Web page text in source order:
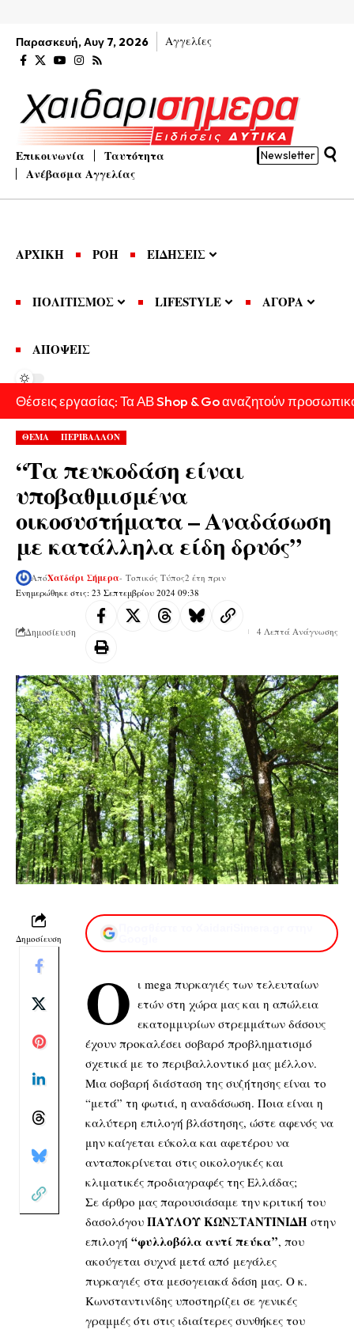
Παρασκευή, Αυγ 7, 2026 Αγγελίες
Επικοινωνία
Ταυτότητα
Ανέβασμα Αγγελίας
Newsletter
ΑΡΧΙΚΗ ΡΟΗ ΕΙΔΗΣΕΙΣ
ΠΟΛΙΤΙΣΜΟΣ LIFESTYLE ΑΓΟΡΑ
ΑΠΟΨΕΙΣ
Θέσεις εργασίας: Τα ΑΒ Shop & Go αναζητούν
ΘΕΜΑ ΠΕΡΙΒΑΛΛΟΝ
“Τα πευκοδάση είναι
υποβαθμισμένα
οικοσυστήματα – Αναδάσωση
με κατάλληλα είδη δρυός”
Ενημερώθηκε στις: 23 Σεπτεμβρίου 2024 09:38
ΑπόΧαϊδάρι Σήμερα- Τοπικός Τύπος2 έτη πριν
Δημοσίευση 4 Λεπτά Ανάγνωσης
Δημοσίευση
Ο ι mega πυρκαγιές των τελευταίων
ετών στη χώρα μας και η απώλεια
εκατομμυρίων στρεμμάτων δάσους
έχουν προκαλέσει σοβαρό προβληματισμό
σχετικά με το περιβαλλοντικό μας μέλλον.
Μια σοβαρή διάσταση της συζήτησης είναι το
“μετά” τη φωτιά, η αναδάσωση. Ποια είναι η
καλύτερη επιλογή βλάστησης, ώστε αφενός να
μην καίγεται εύκολα και αφετέρου να
ανταποκρίνεται στις οικολογικές και
κλιματικές προδιαγραφές της Ελλάδας;
Σε άρθρο μας παρουσιάσαμε την κριτική του
δασολόγου ΠΑΥΛΟΥ ΚΩΝΣΤΑΝΤΙΝΙΔΗ στην
επιλογή “φυλλοβόλα αντί πεύκα”, που
ακούγεται συχνά μετά από μεγάλες
πυρκαγιές στα μεσογειακά δάση μας. Ο κ.
Κωνσταντινίδης υποστηρίζει σε γενικές
γραμμές ότι στις ιδιαίτερες συνθήκες του